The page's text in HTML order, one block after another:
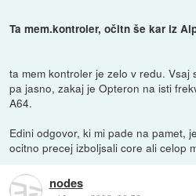
Ta mem.kontroler, očitn še kar iz
ta mem kontroler je zelo v redu. Vsaj
pa jasno, zakaj je Opteron na isti
A64.
Edini odgovor, ki mi pade na pamet,
ocitno precej izboljsali core ali celop
nodes